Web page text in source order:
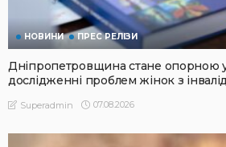
НОВИНИ ПРЕС РЕЛІЗИ
Дніпропетровщина стане опорною
дослідженні проблем жінок з
Superadmin 07.08.2026